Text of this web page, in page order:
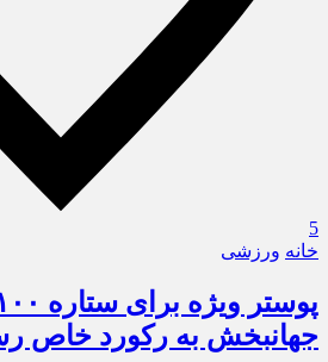
5
خانه ورزشی
جهانبخش به رکورد خاص